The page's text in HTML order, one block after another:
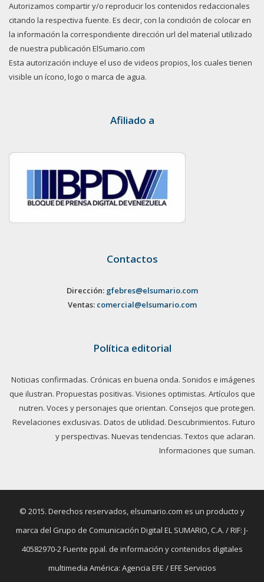
Autorizamos compartir y/o reproducir los contenidos redaccionales
citando la respectiva fuente. Es decir, con la condición de colocar en
la información la correspondiente dirección url del material utilizado
de nuestra publicación ElSumario.com
Esta autorización incluye el uso de videos propios, los cuales tienen
visible un ícono, logo o marca de agua.
Afiliado a
Contactos
Dirección: gfebres@elsumario.com
Ventas: comercial@elsumario.com
Política editorial
Noticias confirmadas. Crónicas en buena onda. Sonidos e imágenes
que ilustran. Propuestas positivas. Visiones optimistas. Artículos que
nutren. Voces y personajes que orientan. Consejos que protegen.
Revelaciones exclusivas. Datos de utilidad. Descubrimientos. Futuro
y perspectivas. Nuevas tendencias. Textos que aclaran.
Informaciones que suman.
© 2015. Derechos reservados, elsumario.com es un producto y
marca del Grupo de Comunicación Digital EL SUMARIO, C.A. / RIF: J-
40582970-2 Fuente ppal. de información y contenidos digitales
multimedia América: Agencia EFE / EFE Servicios